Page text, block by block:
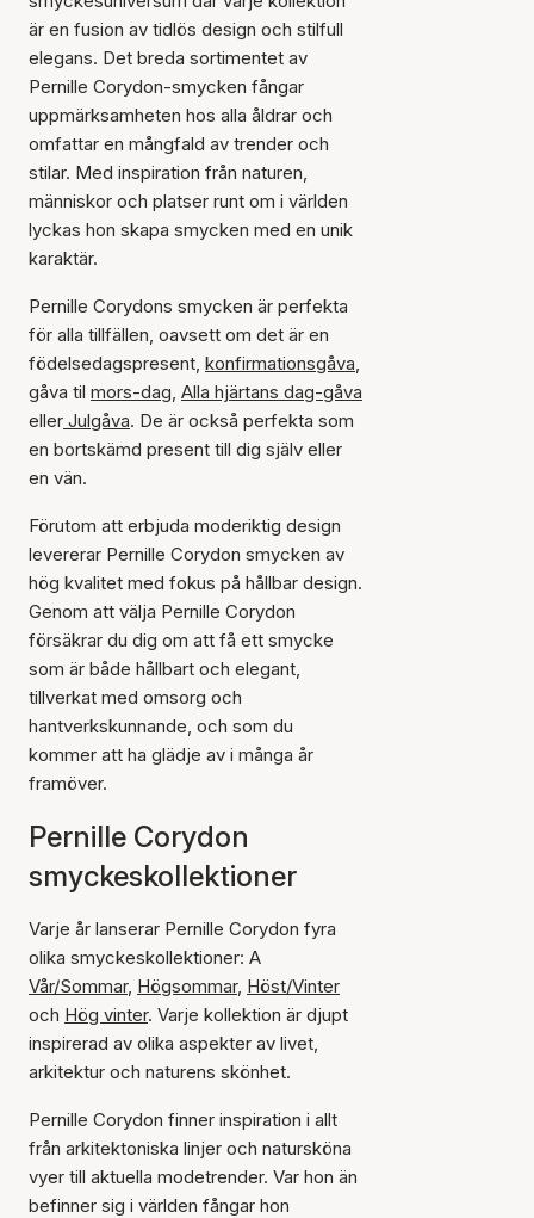
är en fusion av tidlös design och stilfull
elegans. Det breda sortimentet av
Pernille Corydon-smycken fångar
uppmärksamheten hos alla åldrar och
omfattar en mångfald av trender och
stilar. Med inspiration från naturen,
människor och platser runt om i världen
lyckas hon skapa smycken med en unik
karaktär.
Pernille Corydons smycken är perfekta
för alla tillfällen, oavsett om det är en
födelsedagspresent, konfirmationsgåva,
gåva til mors-dag, Alla hjärtans dag-gåva
eller Julgåva. De är också perfekta som
en bortskämd present till dig själv eller
en vän.
Förutom att erbjuda moderiktig design
levererar Pernille Corydon smycken av
hög kvalitet med fokus på hållbar design.
Genom att välja Pernille Corydon
försäkrar du dig om att få ett smycke
som är både hållbart och elegant,
tillverkat med omsorg och
hantverkskunnande, och som du
kommer att ha glädje av i många år
framöver.
Pernille Corydon
smyckeskollektioner
Varje år lanserar Pernille Corydon fyra
olika smyckeskollektioner: A
Vår/Sommar, Högsommar, Höst/Vinter
och Hög vinter. Varje kollektion är djupt
inspirerad av olika aspekter av livet,
arkitektur och naturens skönhet.
Pernille Corydon finner inspiration i allt
från arkitektoniska linjer och natursköna
vyer till aktuella modetrender. Var hon än
befinner sig i världen fångar hon